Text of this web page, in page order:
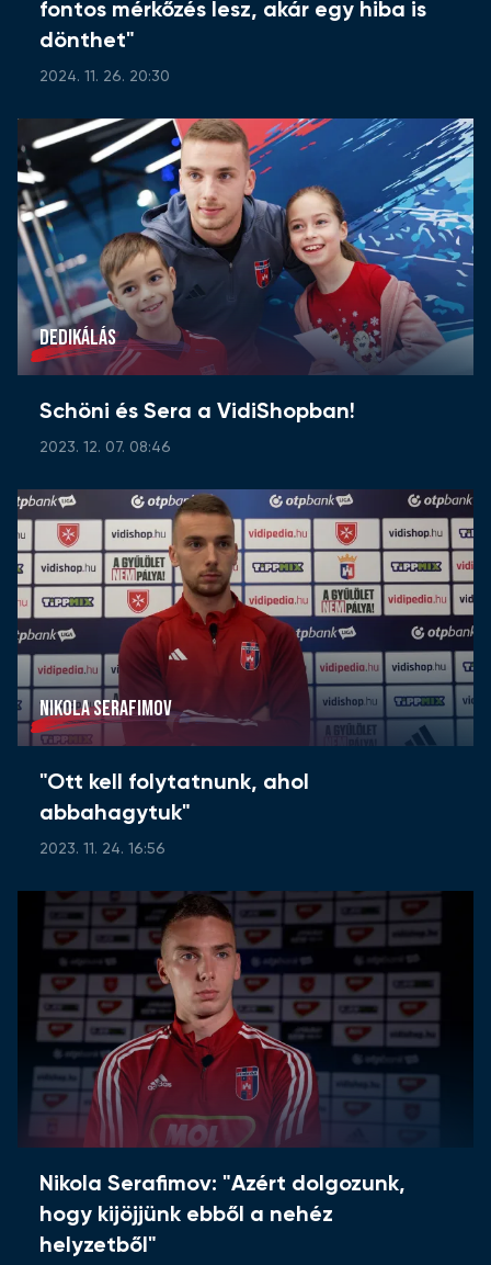
fontos mérkőzés lesz, akár egy hiba is
dönthet"
2024. 11. 26. 20:30
DEDIKÁLÁS
Schöni és Sera a VidiShopban!
2023. 12. 07. 08:46
NIKOLA SERAFIMOV
"Ott kell folytatnunk, ahol
abbahagytuk"
2023. 11. 24. 16:56
Nikola Serafimov: "Azért dolgozunk,
hogy kijöjjünk ebből a nehéz
helyzetből"